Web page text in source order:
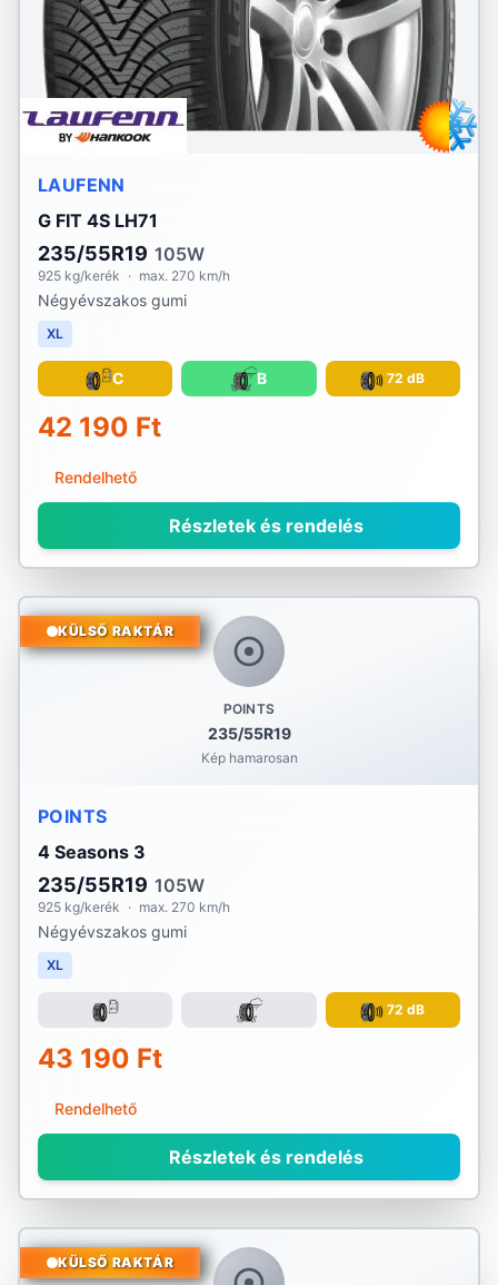
LAUFENN
G FIT 4S LH71
235/55R19 105W
925 kg/kerék · max. 270 km/h
Négyévszakos gumi
XL
C B 72 dB
42 190 Ft
Rendelhető
Részletek és rendelés
POINTS
235/55R19
Kép hamarosan
KÜLSŐ RAKTÁR
POINTS
4 Seasons 3
235/55R19 105W
925 kg/kerék · max. 270 km/h
Négyévszakos gumi
XL
72 dB
43 190 Ft
Rendelhető
Részletek és rendelés
KÜLSŐ RAKTÁR